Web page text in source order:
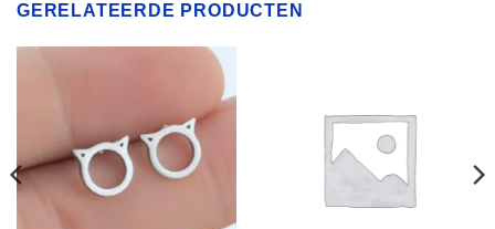
GERELATEERDE PRODUCTEN